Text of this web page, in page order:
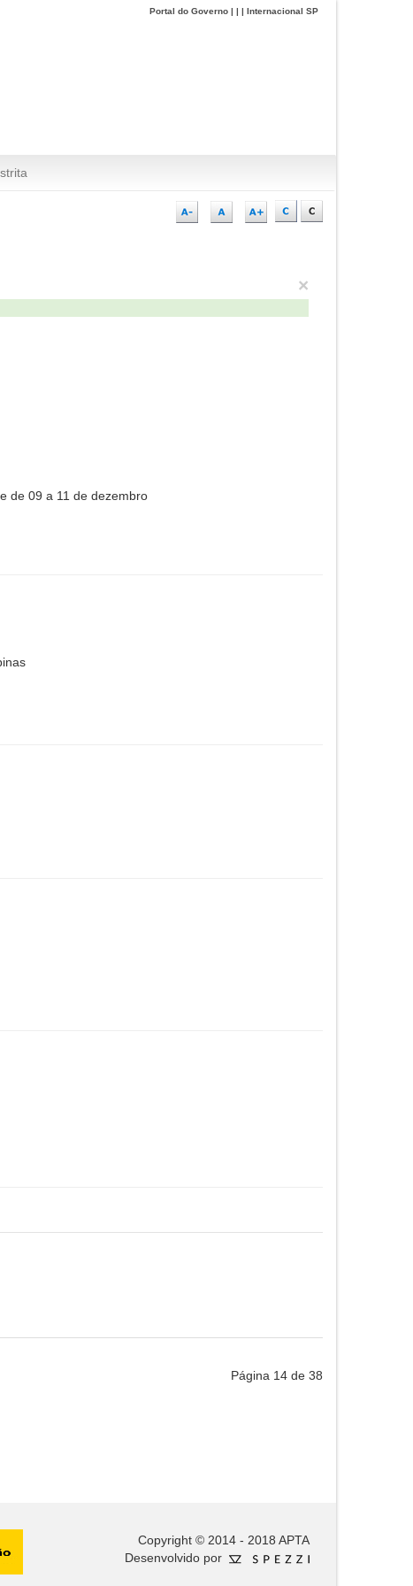
Portal do Governo | | | Internacional SP
×
de 09 a 11 de dezembro
Página 14 de 38
Copyright © 2014 - 2018 APTA
Desenvolvido por